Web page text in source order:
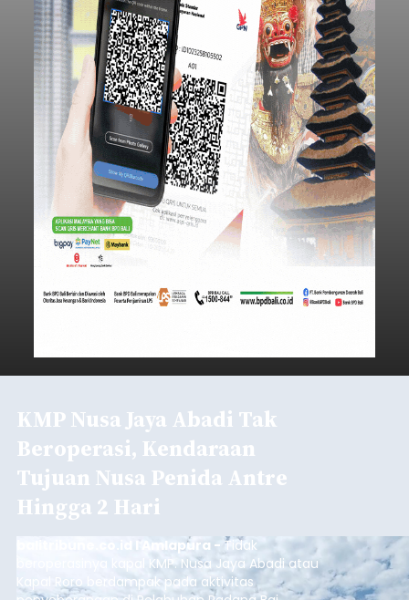
KMP Nusa Jaya Abadi Tak
Beroperasi, Kendaraan
Tujuan Nusa Penida Antre
Hingga 2 Hari
balitribune.co.id I Amlapura - Tidak
beroperasinya kapal KMP. Nusa Jaya Abadi atau
Kapal Roro berdampak pada aktivitas